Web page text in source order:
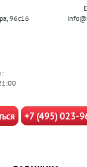
96с16
+7 (495) 023-